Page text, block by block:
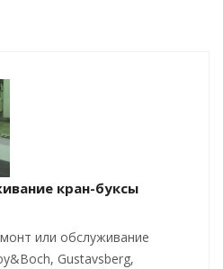
кран-буксы
или обслуживание
Gustavsberg,